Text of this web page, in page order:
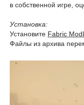
в собственной игре,
Установка:
Установите Fabric
Файлы из архива